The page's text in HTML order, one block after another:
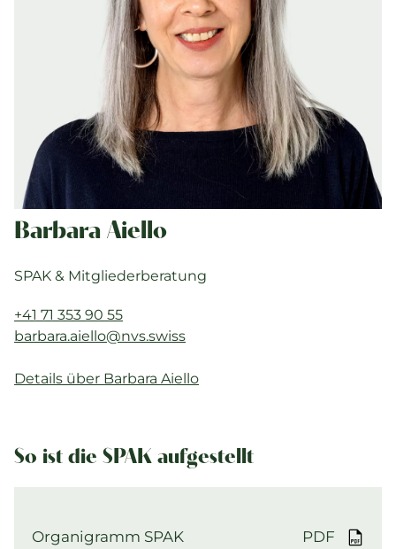
Barbara Aiello
SPAK & Mitgliederberatung
+41 71 353 90 55
barbara.aiello@nvs.swiss
Details über Barbara Aiello
So ist die SPAK aufgestellt
Organigramm SPAK PDF